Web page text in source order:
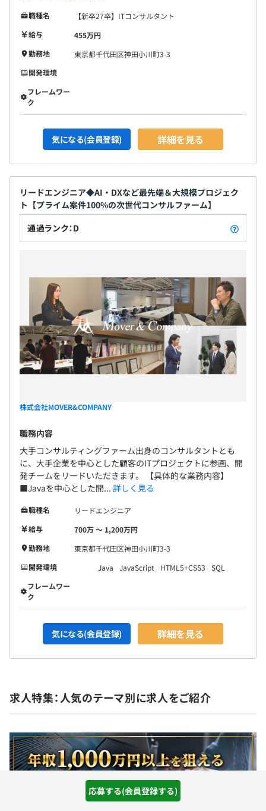
応募する(会員登録する)
職種名
【新卒27卒】ITコンサルタント
給与
455万円
勤務地
東京都千代田区神田小川町3-3
開発環境
フレームワー
ク
気になる(会員登録) 詳細を見る
リードエンジニア◆AI・DXなど最先端＆大規模プロジェク
ト【プライム案件100%の次世代コンサルファーム】
通過ランク：D
株式会社MOVER&COMPANY
職務内容
大手コンサルティングファーム出身のコンサルタントとも
に、大手企業を中心とした顧客のITプロジェクトに参画、開
発チームをリードいただきます。 【具体的な業務内容】
■Javaを中心とした開... 詳しく見る
職種名
リードエンジニア
給与
700万 〜 1,200万円
勤務地
東京都千代田区神田小川町3-3
開発環境
Java JavaScript HTML5+CSS3
SQL
フレームワー
ク
気になる(会員登録) 詳細を見る
求人特集：人気のテーマ別に求人をご紹介